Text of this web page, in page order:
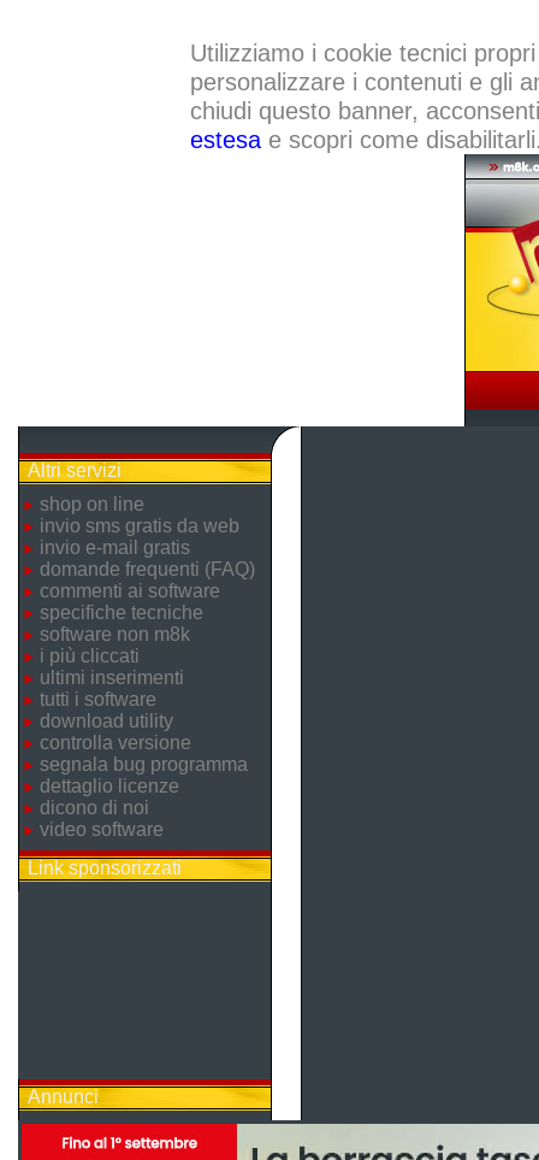
Utilizziamo i cookie tecnici
personalizzare i contenuti e gli
chiudi questo banner,
estesae scopri come
Altri servizi
shop on line
invio sms gratis da web
invio e-mail gratis
domande frequenti (FAQ)
commenti ai software
specifiche tecniche
software non m8k
i più cliccati
ultimi inserimenti
tutti i software
download utility
controlla versione
segnala bug programma
dettaglio licenze
dicono di noi
video software
Link sponsorizzati
Annunci